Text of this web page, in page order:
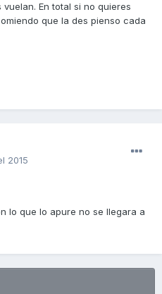
En total si no quieres
que la des pienso cada
2015
lo que lo apure no se llegara a